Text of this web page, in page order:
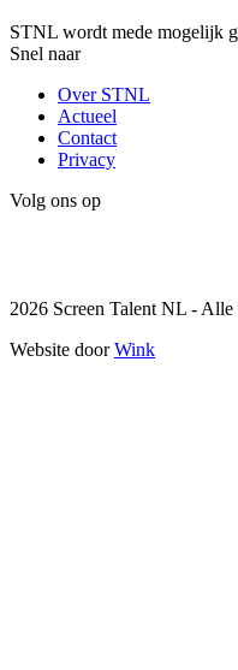
STNL wordt mede mogelijk
Snel naar
Over STNL
Actueel
Contact
Privacy
Volg ons op
2026 Screen Talent NL - Alle
Website doorWink